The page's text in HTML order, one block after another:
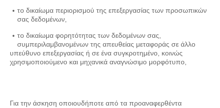
το δικαίωμα περιορισμού της επεξεργασίας των προσωπικών
σας δεδομένων,
το δικαίωμα φορητότητας των δεδομένων σας,
συμπεριλαμβανομένων της απευθείας μεταφοράς σε άλλο
υπεύθυνο επεξεργασίας ή σε ένα συγκροτημένο, κοινώς
χρησιμοποιούμενο και μηχανικά αναγνώσιμο μορφότυπο,
Για την άσκηση οποιουδήποτε από τα προαναφερθέντα